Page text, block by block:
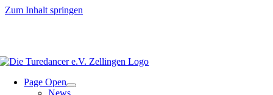
Zum Inhalt springen
Page Open
News